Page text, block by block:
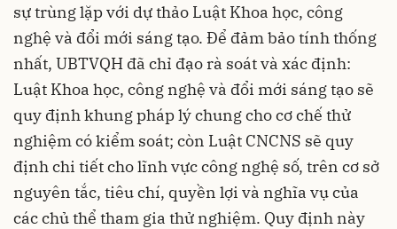
sự trùng lặp với dự thảo Luật Khoa học, công
nghệ và đổi mới sáng tạo. Để đảm bảo tính thống
nhất, UBTVQH đã chỉ đạo rà soát và xác định:
Luật Khoa học, công nghệ và đổi mới sáng tạo sẽ
quy định khung pháp lý chung cho cơ chế thử
nghiệm có kiểm soát; còn Luật CNCNS sẽ quy
định chi tiết cho lĩnh vực công nghệ số, trên cơ sở
nguyên tắc, tiêu chí, quyền lợi và nghĩa vụ của
các chủ thể tham gia thử nghiệm. Quy định này